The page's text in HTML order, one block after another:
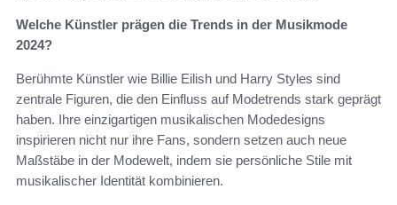
Welche Künstler prägen die Trends in der Musikmode
2024?
Berühmte Künstler wie Billie Eilish und Harry Styles sind
zentrale Figuren, die den Einfluss auf Modetrends stark geprägt
haben. Ihre einzigartigen musikalischen Modedesigns
inspirieren nicht nur ihre Fans, sondern setzen auch neue
Maßstäbe in der Modewelt, indem sie persönliche Stile mit
musikalischer Identität kombinieren.